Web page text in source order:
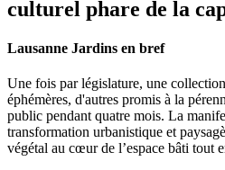
culturel phare de la
Lausanne Jardins en bref
Une fois par législature, une
éphémères, d'autres promis à la
public pendant quatre mois. La
transformation urbanistique et
végétal au cœur de l’espace bâti tout